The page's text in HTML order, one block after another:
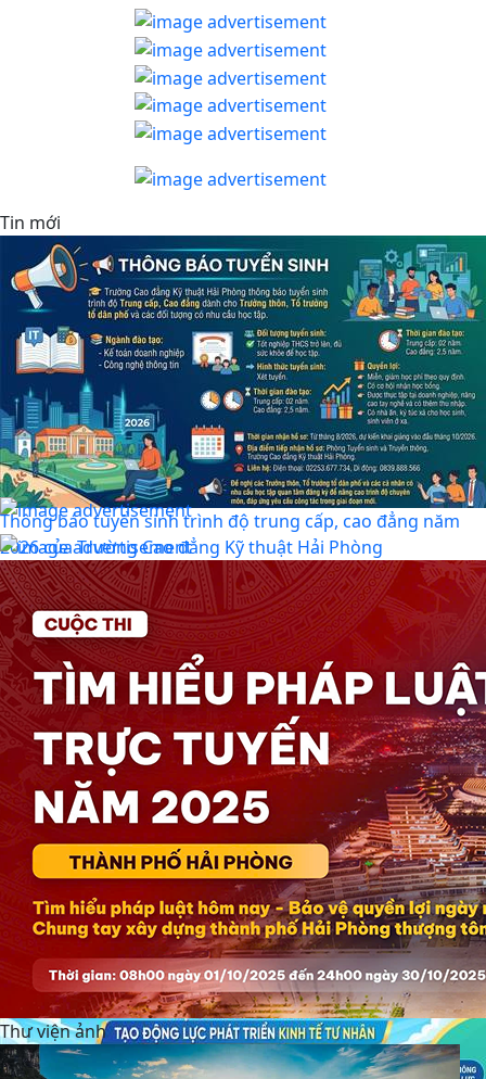
Tin mới
Thông báo tuyển sinh trình độ trung cấp, cao đẳng năm
2026 của Trường Cao đẳng Kỹ thuật Hải Phòng
Tổ đại biểu số 09 HĐND thành phố Hải Phòng tiếp xúc
cử tri sau Kỳ họp thường lệ giữa năm 2026
Đặc khu Cát Hải triển khai Chương trình quốc gia về
an toàn trong sử dụng điện giai đoạn 2026 - 2035
Thư viện ảnh